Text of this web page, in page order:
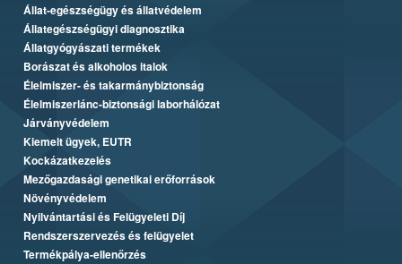
Állat-egészségügy és állatvédelem
Állategészségügyi diagnosztika
Állatgyógyászati termékek
Borászat és alkoholos italok
Élelmiszer- és takarmánybiztonság
Élelmiszerlánc-biztonsági laborhálózat
Járványvédelem
Kiemelt ügyek, EUTR
Kockázatkezelés
Mezőgazdasági genetikai erőforrások
Növényvédelem
Nyilvántartási és Felügyeleti Díj
Rendszerszervezés és felügyelet
Termékpálya-ellenőrzés